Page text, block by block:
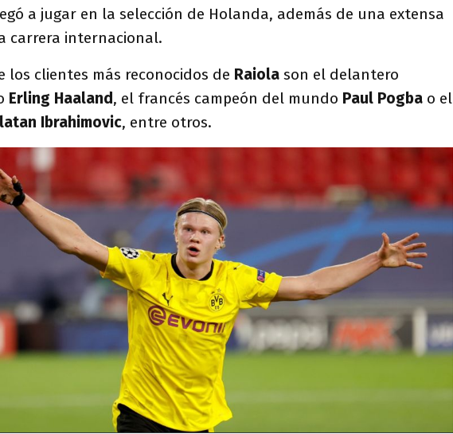
a jugar en la selección de Holanda, además de una extensa
carrera internacional.
los clientes más reconocidos de Raiola son el delantero
Erling Haaland, el francés campeón del mundo Paul Pogba o el
Ibrahimovic, entre otros.